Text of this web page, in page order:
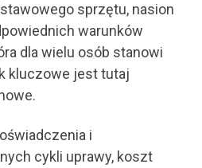
sprzętu, nasion
warunków
dla wielu osób stanowi
kluczowe jest tutaj
i
cykli uprawy, koszt